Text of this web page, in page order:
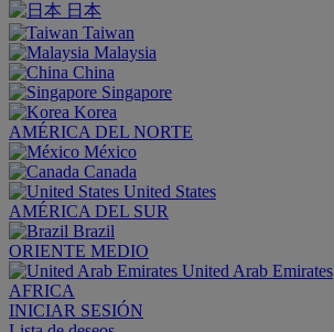
日本
Taiwan
Malaysia
China
Singapore
Korea
AMÉRICA DEL NORTE
México
Canada
United States
AMÉRICA DEL SUR
Brazil
ORIENTE MEDIO
United Arab Emirates
AFRICA
INICIAR SESIÓN